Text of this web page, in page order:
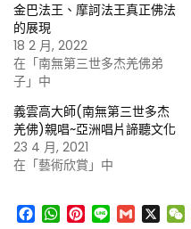
金巴法王、摩訶法王真正佛法
的展現
18 2 月, 2022
在「南無第三世多杰羌佛弟
子」中
義雲高大師(南無第三世多杰
羌佛)親唱~亞洲唱片諦聽文化
23 4 月, 2021
在「藝術欣賞」中
Facebook
WhatsApp
Pinterest
Line Gmail
X